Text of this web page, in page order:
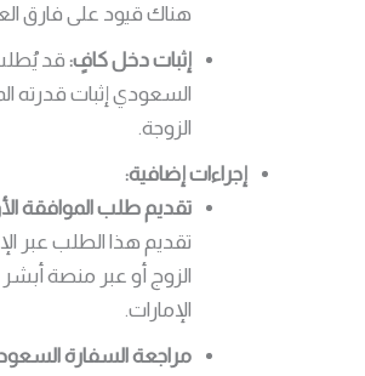
هناك قيود على فارق
إثبات دخل كافٍ:قد
السعودي إثبات قدرته
الزوجة.
إجراءات إضافية:
تقديم طلب الموافقة
تقديم هذا الطلب عبر
الزوج أو عبر منصة
الإمارات.
مراجعة السفارة